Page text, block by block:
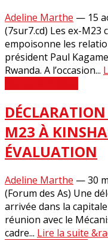
Adeline Marthe — 15
(7sur7.cd) Les ex-M23
empoisonne les
président Paul
Rwanda. A l’occasion...
M23 À
ÉVALUATION
Adeline Marthe —30
(Forum des As) Une
arrivée dans la
réunion avec le
cadre... Lire la suite